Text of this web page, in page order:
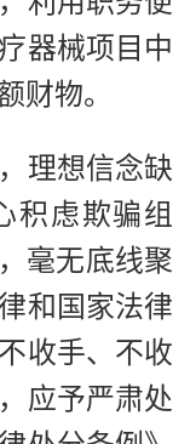
器械项目中
财物。
理想信念缺
积虑欺骗组
毫无底线聚
和国家法律
收手、不收
应予严肃处